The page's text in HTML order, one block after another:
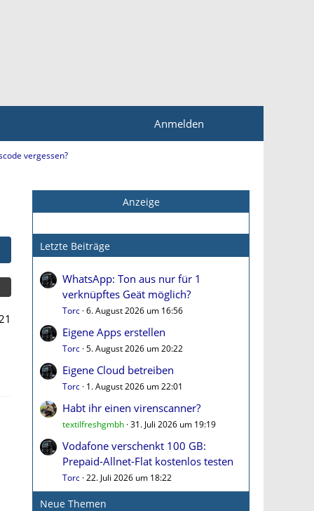
Anmelden
vergessen?
Anzeige
Letzte Beiträge
WhatsApp: Ton aus nur für 1
verknüpftes Geät möglich?
Torc 6. August 2026 um 16:56
Eigene Apps erstellen
Torc 5. August 2026 um 20:22
Eigene Cloud betreiben
Torc 1. August 2026 um 22:01
Habt ihr einen virenscanner?
textilfreshgmbh 31. Juli 2026 um 19:19
Vodafone verschenkt 100 GB:
Prepaid-Allnet-Flat kostenlos testen
Torc 22. Juli 2026 um 18:22
Neue Themen